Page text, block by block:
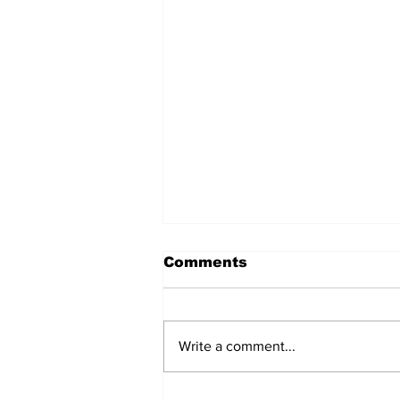
Comments
Write a comment...